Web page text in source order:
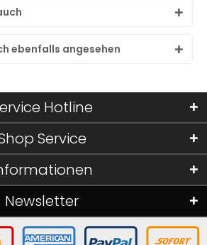
ebenfalls angesehen
Hotline
Service
Newsletter